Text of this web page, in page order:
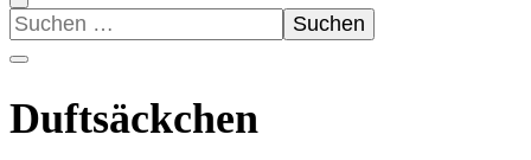
Suchen
nach:
Duftsäckchen